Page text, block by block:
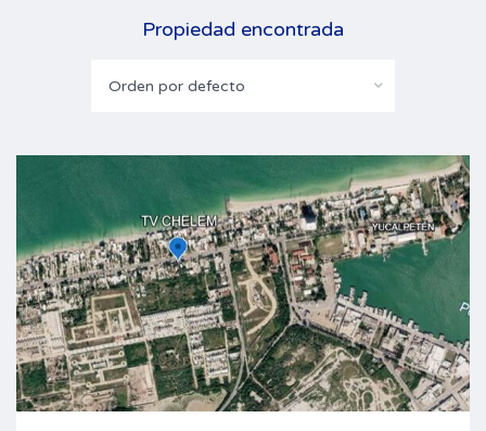
Propiedad encontrada
Orden por defecto